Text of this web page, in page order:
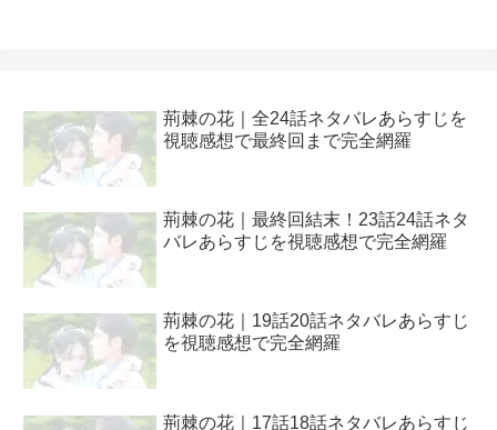
荊棘の花｜全24話ネタバレあらすじを
視聴感想で最終回まで完全網羅
荊棘の花｜最終回結末！23話24話ネタ
バレあらすじを視聴感想で完全網羅
荊棘の花｜19話20話ネタバレあらすじ
を視聴感想で完全網羅
荊棘の花｜17話18話ネタバレあらすじ